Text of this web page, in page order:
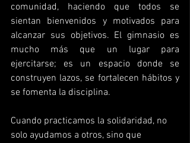
comunidad, haciendo que todos se
sientan bienvenidos y motivados para
alcanzar sus objetivos. El gimnasio es
mucho más que un lugar para
ejercitarse; es un espacio donde se
construyen lazos, se fortalecen hábitos y
se fomenta la disciplina.
Cuando practicamos la solidaridad, no
solo ayudamos a otros, sino que